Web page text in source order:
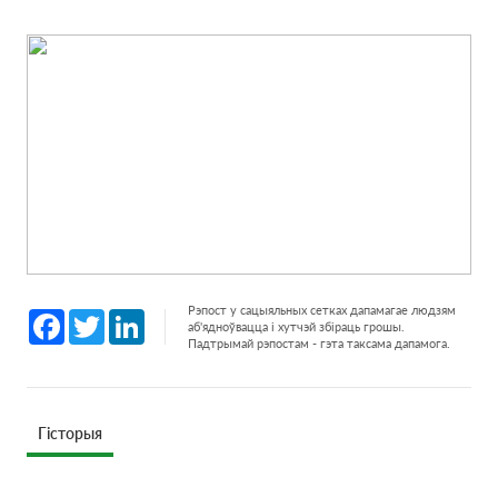
Facebook
Twitter LinkedInРэпост у сацыяльных сетках дапамагае людзям
аб'ядноўвацца і хутчэй збіраць грошы.
Падтрымай рэпостам - гэта таксама дапамога.
Гісторыя